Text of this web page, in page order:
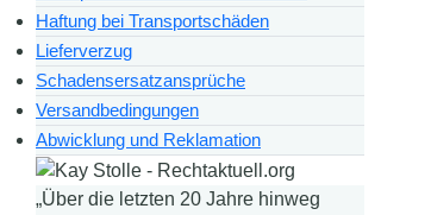
Haftung bei Transportschäden
Lieferverzug
Schadensersatzansprüche
Versandbedingungen
Abwicklung und Reklamation
„Über die letzten 20 Jahre hinweg